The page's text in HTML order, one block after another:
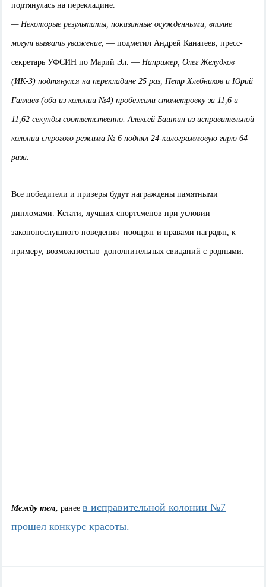
подтянулась на перекладине.
— Некоторые результаты, показанные осужденными, вполне
могут вызвать уважение, — подметил Андрей Канатеев, пресс-
секретарь УФСИН по Марий Эл. — Например, Олег Желудков
(ИК-3) подтянулся на перекладине 25 раз, Петр Хлебников и Юрий
Галлиев (оба из колонии №4) пробежали стометровку за 11,6 и
11,62 секунды соответственно. Алексей Башкин из исправительной
колонии строгого режима № 6 поднял 24-килограммовую гирю 64
раза.
Все победители и призеры будут награждены памятными
дипломами. Кстати, лучших спортсменов при условии
законопослушного поведения поощрят и правами наградят, к
примеру, возможностью дополнительных свиданий с родными.
Между тем, ранее в исправительной колонии №7
прошел конкурс красоты.